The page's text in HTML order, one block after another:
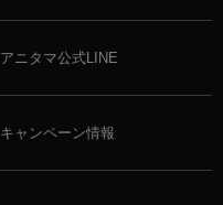
アニタマ公式LINE
キャンペーン情報